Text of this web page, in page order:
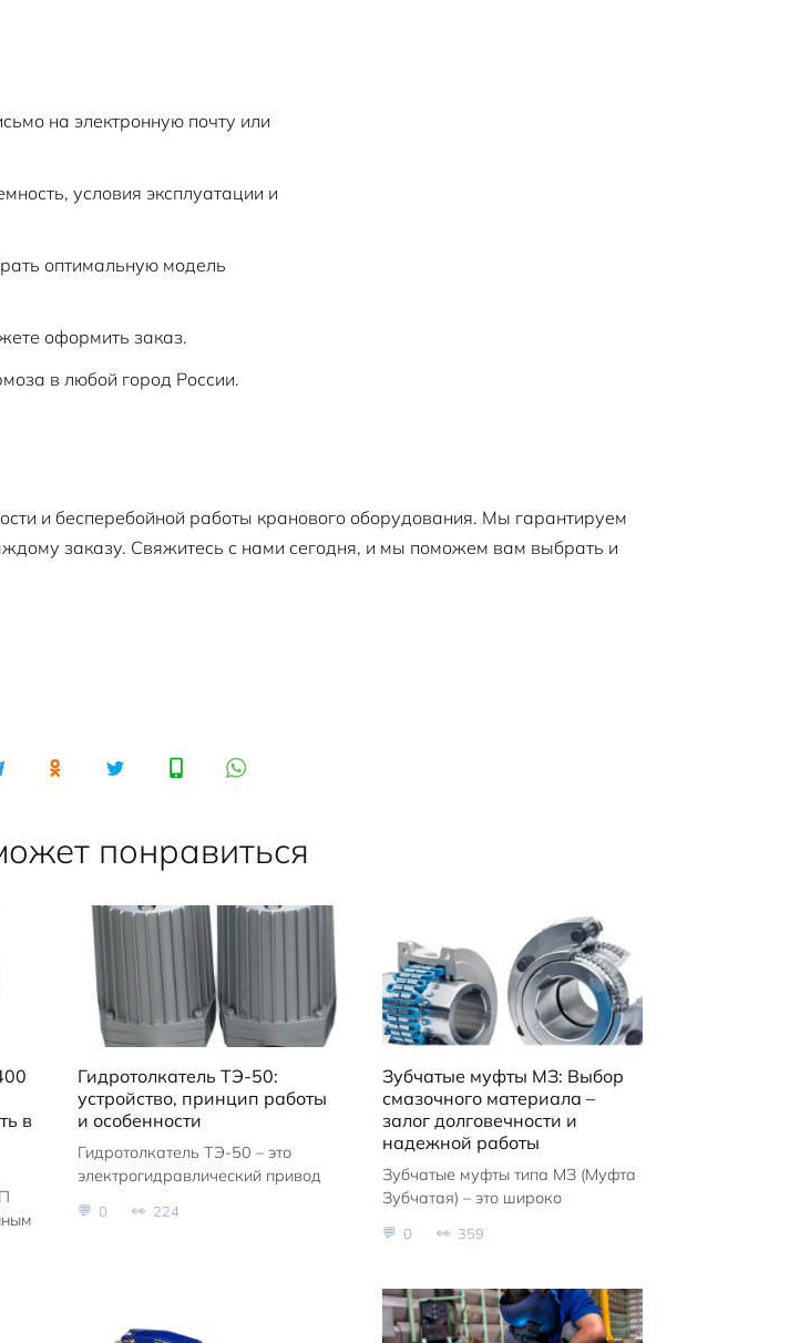
на электронную почту или
условия эксплуатации и
оптимальную модель
оформить заказ.
в любой город России.
и бесперебойной работы кранового оборудования. Мы гарантируем
заказу. Свяжитесь с нами сегодня, и мы поможем вам выбрать и
понравиться
в
Гидротолкатель ТЭ-50:
устройство, принцип работы
и особенности
Гидротолкатель ТЭ-50 – это
электрогидравлический привод
0 224
Зубчатые муфты МЗ: Выбор
смазочного материала –
залог долговечности и
надежной работы
Зубчатые муфты типа МЗ (Муфта
Зубчатая) – это широко
0 359